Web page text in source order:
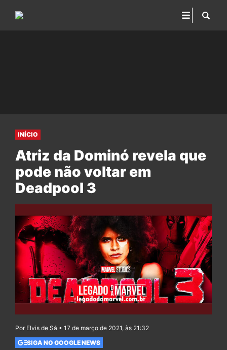
INÍCIO
Atriz da Dominó revela que
pode não voltar em
Deadpool 3
Por Elvis de Sá • 17 de março de 2021, às 21:32
SIGA NO GOOGLE NEWS